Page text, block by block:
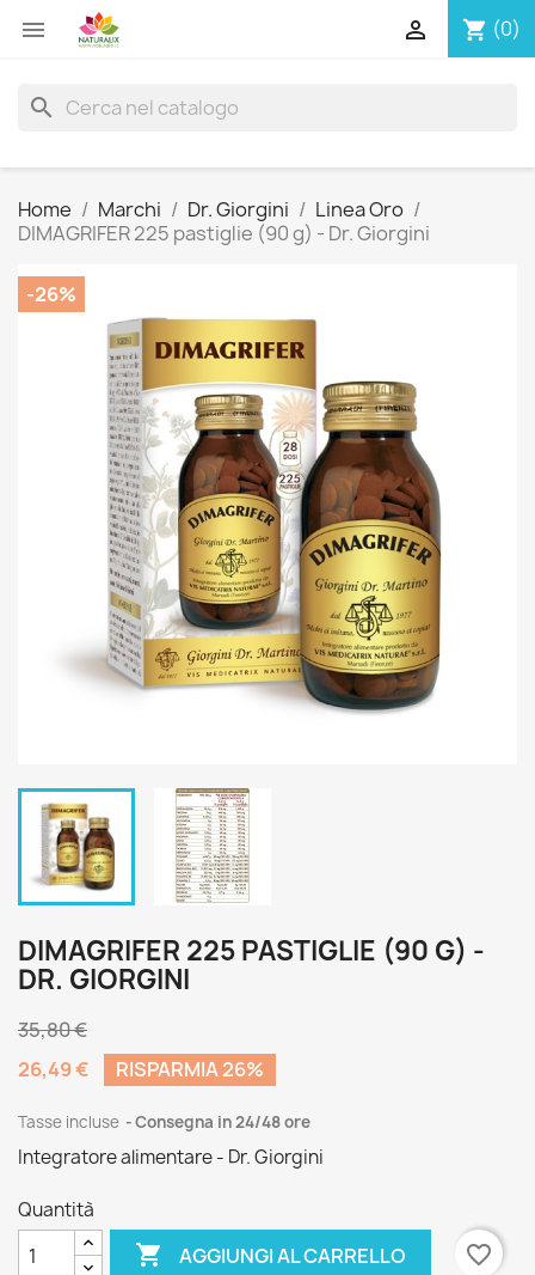
 shopping_cart (0)

search
Home Marchi Dr. Giorgini
Linea Oro
DIMAGRIFER 225 pastiglie (90 g) - Dr. Giorgini
-26%
DIMAGRIFER 225 PASTIGLIE (90 G) -
DR. GIORGINI
35,80 €
26,49 €
RISPARMIA 26%
Tasse incluse Consegna in 24/48 ore
Integratore alimentare - Dr. Giorgini
Quantità
 AGGIUNGI AL CARRELLO
favorite_border